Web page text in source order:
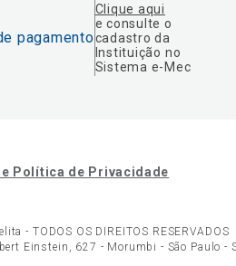
pagamento
Clique aqui
e consulte o
cadastro da
Instituição no
Sistema e-Mec
Política de Privacidade
- TODOS OS DIREITOS RESERVADOS
Einstein, 627 - Morumbi - São Paulo -